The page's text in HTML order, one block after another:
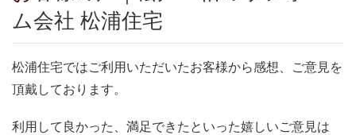
ム会社 松浦住宅
松浦住宅ではご利用いただいたお客様から感想、ご意見を
頂戴しております。
利用して良かった、満足できたといった嬉しいご意見は